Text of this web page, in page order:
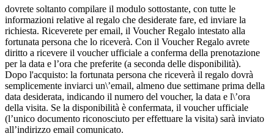
dovrete soltanto compilare il modulo sottostante, con tutte le
informazioni relative al regalo che desiderate fare, ed inviare la
richiesta. Riceverete per email, il Voucher Regalo intestato alla
fortunata persona che lo riceverà. Con il Voucher Regalo avrete
diritto a ricevere il voucher ufficiale a conferma della prenotazione
per la data e l’ora che preferite (a seconda delle disponibilità).
Dopo l'acquisto: la fortunata persona che riceverà il regalo dovrà
semplicemente inviarci un\’email, almeno due settimane prima della
data desiderata, indicando il numero del voucher, la data e l\’ora
della visita. Se la disponibilità è confermata, il voucher ufficiale
(l’unico documento riconosciuto per effettuare la visita) sarà inviato
all’indirizzo email comunicato.